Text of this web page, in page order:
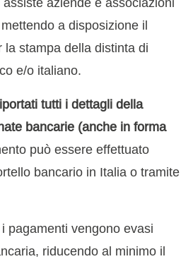
a disposizione il
la stampa della distinta di
e/o italiano.
tutti i dettagli della
bancarie (anche in forma
può essere effettuato
bancario in Italia o tramite
pagamenti vengono evasi
riducendo al minimo il